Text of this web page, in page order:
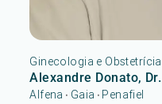
Ginecologia e Obstetrícia
Alexandre Donato, Dr.
Alfena • Gaia • Penafiel